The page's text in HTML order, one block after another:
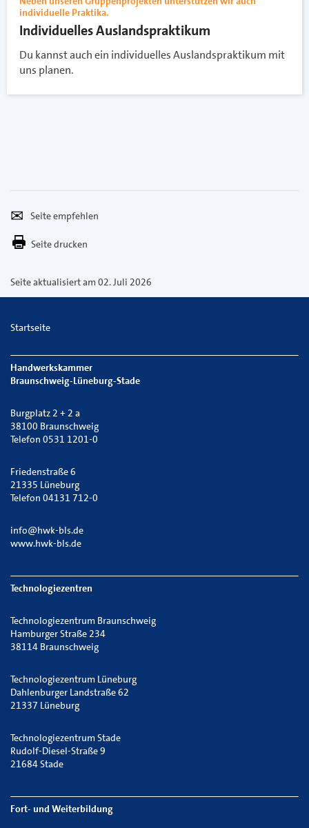
individuelle Praktika.
Individuelles Auslandspraktikum
Du kannst auch ein individuelles Auslandspraktikum mit
uns planen.
empfehlen
Per
E-
versenden
Seite drucken
Seite aktualisiert am 02. Juli 2026
Startseite
Handwerkskammer
Braunschweig-Lüneburg-Stade
Burgplatz 2 + 2 a
38100 Braunschweig
Telefon 0531 1201-0
Friedenstraße 6
21335 Lüneburg
Telefon 04131 712-0
info@hwk-bls.de
www.hwk-bls.de
Technologiezentren
Technologiezentrum Braunschweig
Hamburger Straße 234
38114 Braunschweig
Technologiezentrum Lüneburg
Dahlenburger Landstraße 62
21337 Lüneburg
Technologiezentrum Stade
Rudolf-Diesel-Straße 9
21684 Stade
Fort- und Weiterbildung